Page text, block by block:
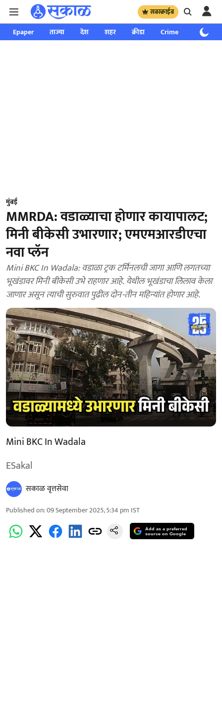
सबस्क्राईब
Epaper ताज्या देश शहर क्रीडा Crime साप्ताहिक
मुंबई
MMRDA: वडाळ्याचा होणार कायापालट;
मिनी बीकेसी उभारणार; एमएमआरडीएचा
नवा प्लॅन
Mini BKC In Wadala: वडाळा ट्रक टर्मिनलची जागा आणि लगतच्या
भूखंडावर मिनी बीकेसी उभे राहणार आहे. येथील भूखंडाचा लिलाव केला
जाणार असून त्याची सुरुवात पुढील दोन-तीन महिन्यांत होणार आहे.
Mini BKC In Wadala
ESakal
सकाळ वृत्तसेवा
Published on:09 September 2025, 5:34 pm IST
Add as a preferred
source on Google